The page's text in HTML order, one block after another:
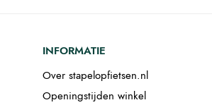
INFORMATIE
Over stapelopfietsen.nl
Openingstijden winkel